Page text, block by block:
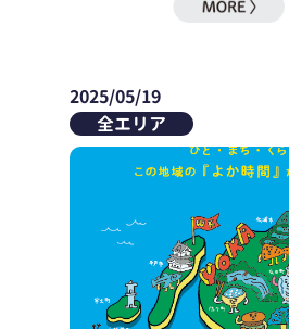
2025/05/19
全エリア